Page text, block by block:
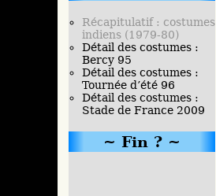
Récapitulatif : costumes
indiens (1979-80)
Détail des costumes :
Bercy 95
Détail des costumes :
Tournée d’été 96
Détail des costumes :
Stade de France 2009
Fin ?